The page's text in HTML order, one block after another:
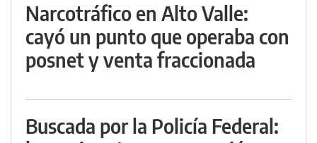
Narcotráfico en Alto Valle:
cayó un punto que operaba con
posnet y venta fraccionada
Buscada por la Policía Federal: